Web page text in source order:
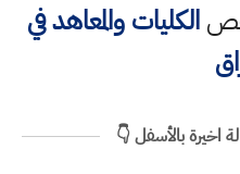
الكليات والمعاهد في
اخيرة بالأسفل 👇